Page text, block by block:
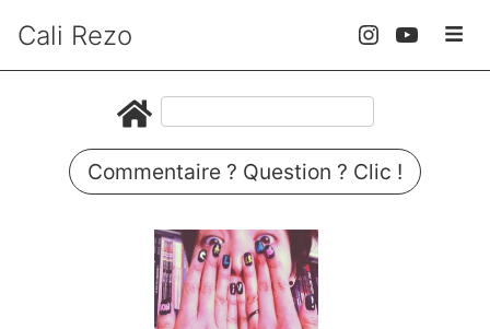
Cali Rezo
Commentaire ? Question ? Clic !